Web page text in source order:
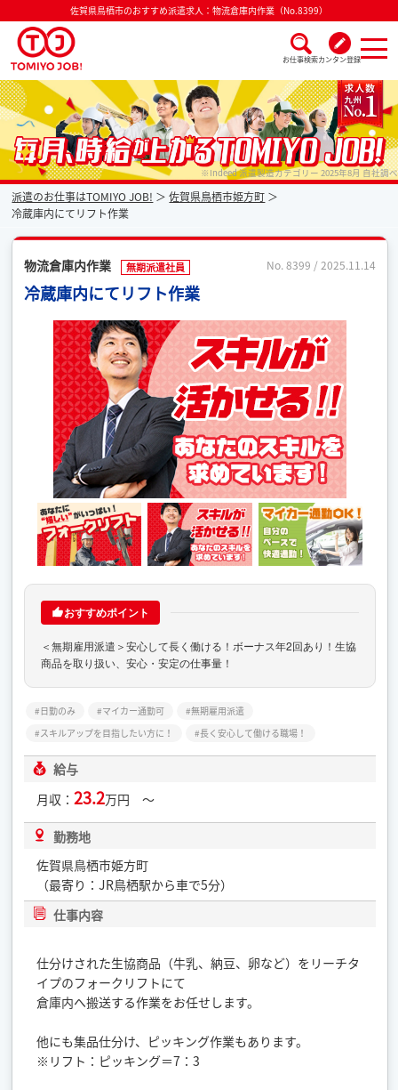
佐賀県鳥栖市のおすすめ派遣求人：物流倉庫内作業（No.8399）
お仕事検索カンタン登録
派遣なら毎月時給が上がるトミヨジョブ ※Indeed 派遣製造カテゴリー 2025年8月 自社調べ
派遣のお仕事はTOMIYO JOB!
佐賀県鳥栖市姫方町
冷蔵庫内にてリフト作業
物流倉庫内作業 無期派遣社員 No. 8399 / 2025.11.14
冷蔵庫内にてリフト作業
おすすめポイント
＜無期雇用派遣＞安心して長く働ける！ボーナス年2回あり！生協
商品を取り扱い、安心・安定の仕事量！
日勤のみ マイカー通勤可
無期雇用派遣
スキルアップを目指したい方に！
長く安心して働ける職場！
給与
月収：23.2万円 ～
勤務地
佐賀県鳥栖市姫方町
（最寄り：JR鳥栖駅から車で5分）
仕事内容
仕分けされた生協商品（牛乳、納豆、卵など）をリーチタ
イプのフォークリフトにて
倉庫内へ搬送する作業をお任せします。
他にも集品仕分け、ピッキング作業もあります。
※リフト：ピッキング＝7：3